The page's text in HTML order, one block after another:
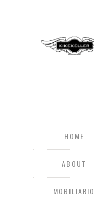
HOME
ABOUT
MOBILIARIO